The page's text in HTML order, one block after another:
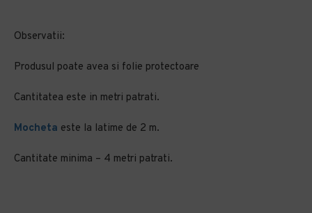
Observatii:
Produsul poate avea si folie protectoare
Cantitatea este in metri patrati.
Mocheta este la latime de 2 m.
Cantitate minima – 4 metri patrati.